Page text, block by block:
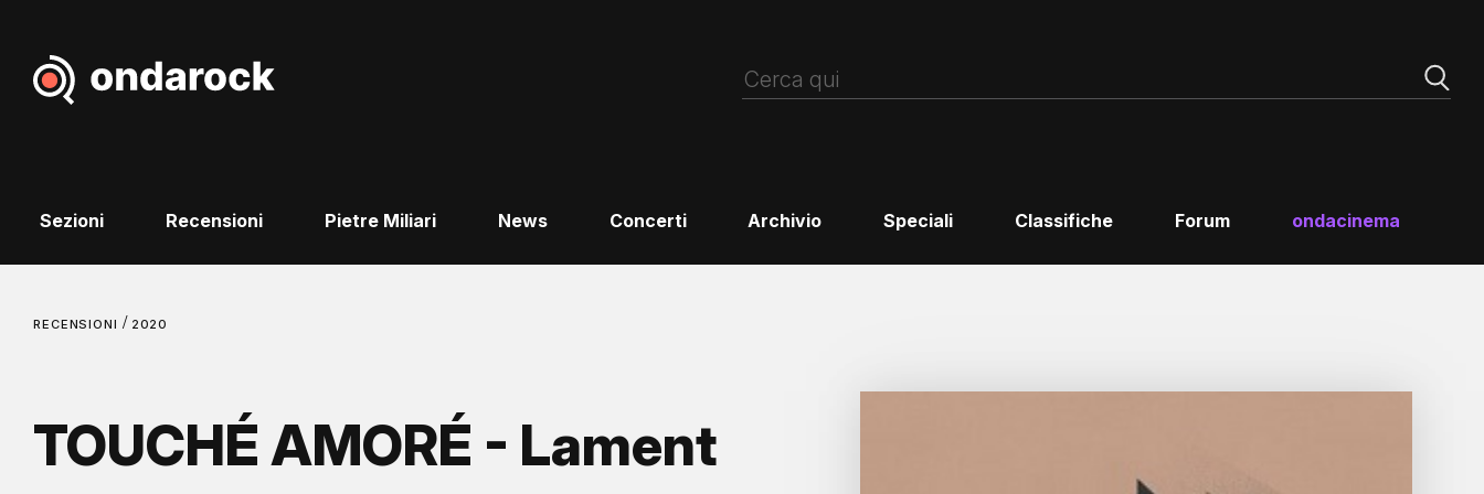
Sezioni Recensioni Pietre Miliari News Concerti Archivio Speciali Classifiche Forum ondacinema
RECENSIONI / 2020
TOUCHÉ AMORÉ - Lament